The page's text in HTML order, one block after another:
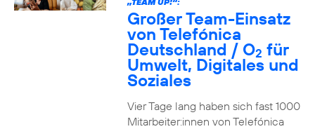
Großer Team-Einsatz
von Telefónica
Deutschland / O2 für
Umwelt, Digitales und
Soziales
Vier Tage lang haben sich fast 1000
Mitarbeiter:innen von Telefónica